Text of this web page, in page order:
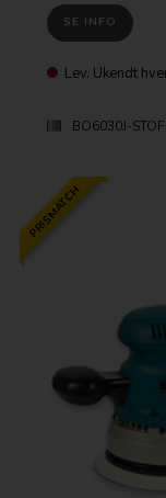
SE INFO
Lev. Ukendt
BO6030J-STOF
PRISMATCH